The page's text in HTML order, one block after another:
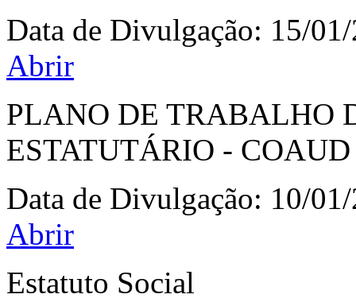
Data de Divulgação: 15/
Abrir
PLANO DE TRABALHO
ESTATUTÁRIO - COAUD
Data de Divulgação: 10/
Abrir
Estatuto Social